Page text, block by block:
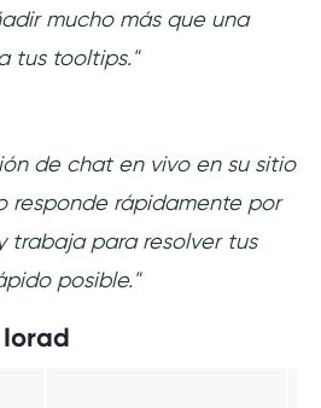
mucho más que una
tus tooltips."
de chat en vivo en su sitio
responde rápidamente por
trabaja para resolver tus
posible."